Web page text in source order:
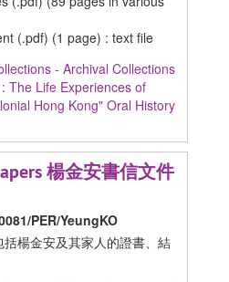
(1 page) : text file
- Archival Collections
The Life Experiences of
Hong Kong" Oral History
楊金安書信文件
PER/YeungKO
括楊金安及其家人的證書、結